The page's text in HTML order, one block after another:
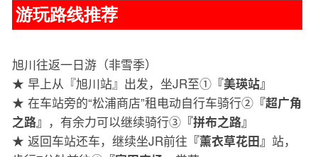
游玩路线推荐
旭川往返一日游（非雪季）
★ 早上从『旭川站』出发，坐JR至① 『美瑛站』
★ 在车站旁的“松浦商店”租电动自行车骑行② 『超广角
之路』 ，有余力可以继续骑行③ 『拼布之路』
★ 返回车站还车，继续坐JR前往 『薰衣草花田』 站，